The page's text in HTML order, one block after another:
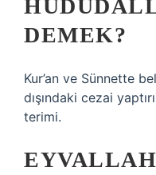
DEMEK?
Kur’an ve Sünnette
dışındaki cezai
terimi.